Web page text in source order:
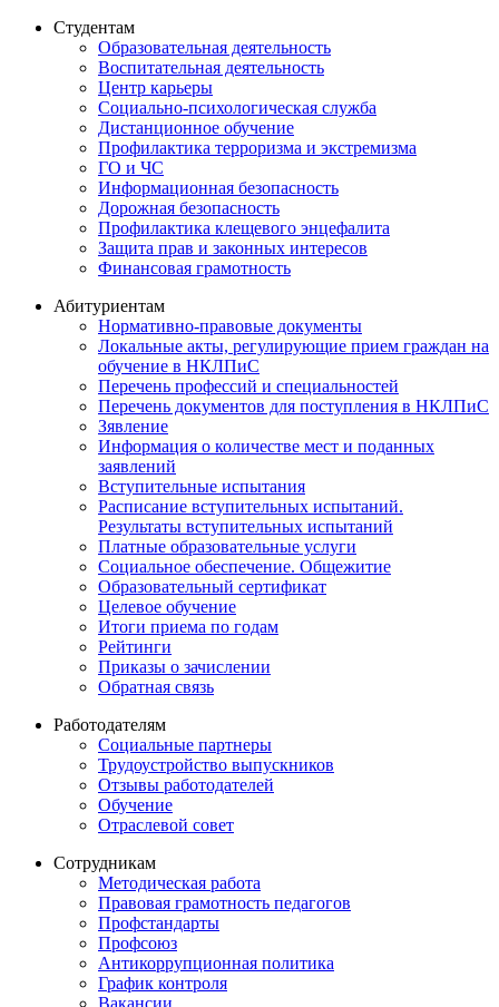
Студентам
Образовательная деятельность
Воспитательная деятельность
Центр карьеры
Социально-психологическая служба
Дистанционное обучение
Профилактика терроризма и экстремизма
ГО и ЧС
Информационная безопасность
Дорожная безопасность
Профилактика клещевого энцефалита
Защита прав и законных интересов
Финансовая грамотность
Абитуриентам
Нормативно-правовые документы
Локальные акты, регулирующие прием граждан на
обучение в НКЛПиС
Перечень профессий и специальностей
Перечень документов для поступления в НКЛПиС
Зявление
Информация о количестве мест и поданных
заявлений
Вступительные испытания
Расписание вступительных испытаний.
Результаты вступительных испытаний
Платные образовательные услуги
Социальное обеспечение. Общежитие
Образовательный сертификат
Целевое обучение
Итоги приема по годам
Рейтинги
Приказы о зачислении
Обратная связь
Работодателям
Социальные партнеры
Трудоустройство выпускников
Отзывы работодателей
Обучение
Отраслевой совет
Сотрудникам
Методическая работа
Правовая грамотность педагогов
Профстандарты
Профсоюз
Антикоррупционная политика
График контроля
Вакансии